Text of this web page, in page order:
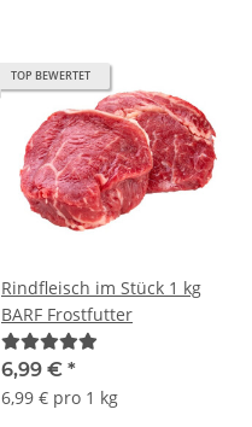
TOP BEWERTET
Rindfleisch im Stück 1 kg
BARF Frostfutter
6,99 € *
6,99 € pro 1 kg